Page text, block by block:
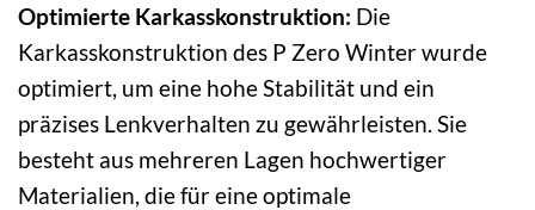
Optimierte Karkasskonstruktion: Die
Karkasskonstruktion des P Zero Winter wurde
optimiert, um eine hohe Stabilität und ein
präzises Lenkverhalten zu gewährleisten. Sie
besteht aus mehreren Lagen hochwertiger
Materialien, die für eine optimale